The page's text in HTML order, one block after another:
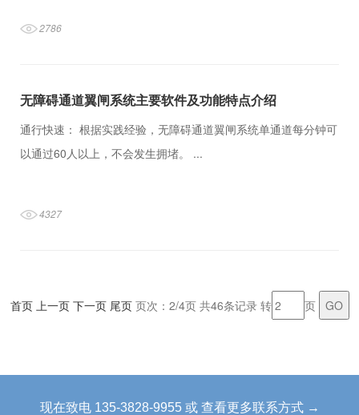
2786
无障碍通道翼闸系统主要软件及功能特点介绍
通行快速： 根据实践经验，无障碍通道翼闸系统单通道每分钟可
以通过60人以上，不会发生拥堵。 ...
4327
首页 上一页 下一页 尾页页次：2/4页 共46条记录 转 页
现在致电 135-3828-9955 或 查看更多联系方式 →